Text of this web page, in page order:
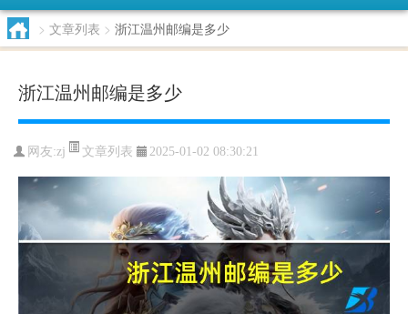
> 文章列表 > 浙江温州邮编是多少
浙江温州邮编是多少
网友:zj 文章列表 2025-01-02 08:30:21